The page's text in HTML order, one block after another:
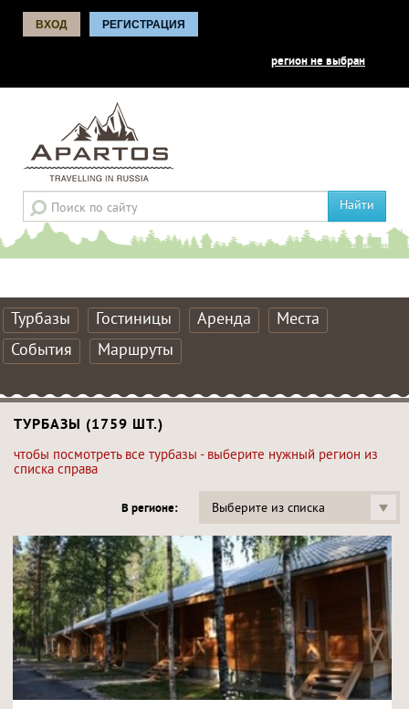
ВХОД РЕГИСТРАЦИЯ
регион не выбран
Найти
Турбазы Гостиницы Аренда
Места
События
Маршруты
ТУРБАЗЫ (1759 ШТ.)
чтобы посмотреть все турбазы - выберите нужный регион из
списка справа
В регионе: Выберите из списка